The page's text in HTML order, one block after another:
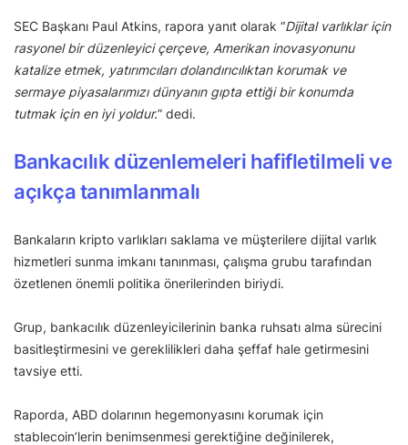
SEC Başkanı Paul Atkins, rapora yanıt olarak “Dijital varlıklar için
rasyonel bir düzenleyici çerçeve, Amerikan inovasyonunu
katalize etmek, yatırımcıları dolandırıcılıktan korumak ve
sermaye piyasalarımızı dünyanın gıpta ettiği bir konumda
tutmak için en iyi yoldur.” dedi.
Bankacılık düzenlemeleri hafifletilmeli ve
açıkça tanımlanmalı
Bankaların kripto varlıkları saklama ve müşterilere dijital varlık
hizmetleri sunma imkanı tanınması, çalışma grubu tarafından
özetlenen önemli politika önerilerinden biriydi.
Grup, bankacılık düzenleyicilerinin banka ruhsatı alma sürecini
basitleştirmesini ve gereklilikleri daha şeffaf hale getirmesini
tavsiye etti.
Raporda, ABD dolarının hegemonyasını korumak için
stablecoin’lerin benimsenmesi gerektiğine değinilerek,